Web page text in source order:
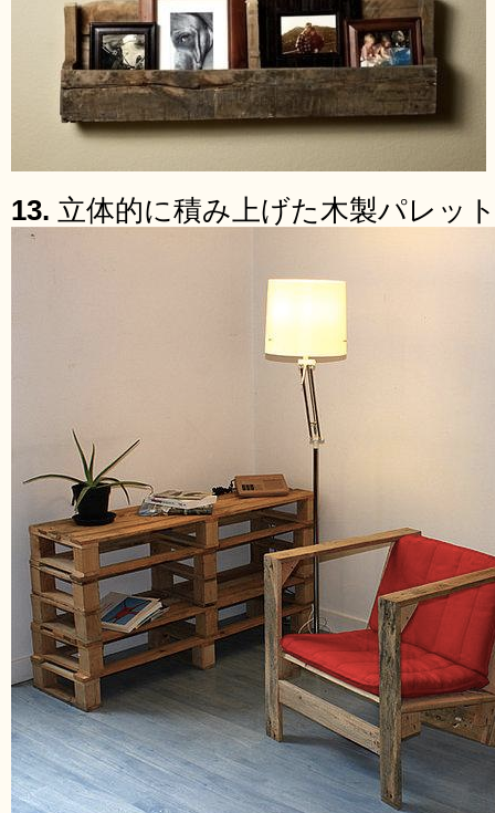
13. 立体的に積み上げた木製パレッ